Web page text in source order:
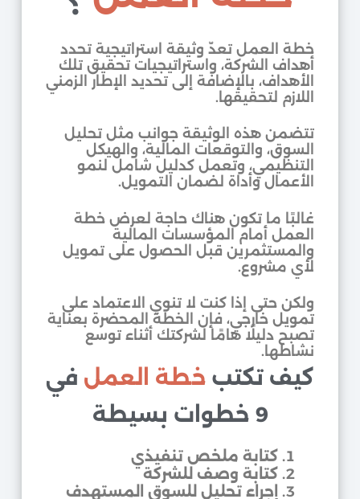
خطة العمل تعدّ وثيقة استراتيجية تحدد
أهداف الشركة، واستراتيجيات تحقيق تلك
الأهداف، بالإضافة إلى تحديد الإطار الزمني
اللازم لتحقيقها.
تتضمن هذه الوثيقة جوانب مثل تحليل
السوق، والتوقعات المالية، والهيكل
التنظيمي، وتعمل كدليل شامل لنمو
الأعمال وأداة لضمان التمويل.
غالبًا ما تكون هناك حاجة لعرض خطة
العمل أمام المؤسسات المالية
والمستثمرين قبل الحصول على تمويل
لأي مشروع.
ولكن حتى إذا كنت لا تنوي الاعتماد على
تمويل خارجي، فإن الخطة المحضرة بعناية
تصبح دليلًا هامًا لشركتك أثناء توسع
نشاطها.
كيف تكتب خطة العمل في
9 خطوات بسيطة
كتابة ملخص تنفيذي
كتابة وصف للشركة
إجراء تحليل للسوق المستهدف